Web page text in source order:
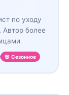
по уходу
более
🌸 Сезонное